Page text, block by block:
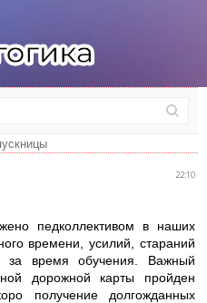
22:10
педколлективом в наших
времени, усилий, стараний
за время обучения. Важный
дорожной карты пройден
получение долгожданных